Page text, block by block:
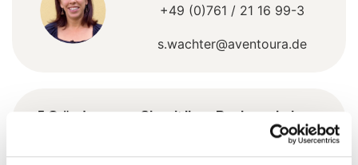
+49 (0)761 / 21 16 99-3
s.wachter@aventoura.de
5 Gründe warum Sie mit Ihrer Buchung bei uns
die richtige Entscheidung treffen: